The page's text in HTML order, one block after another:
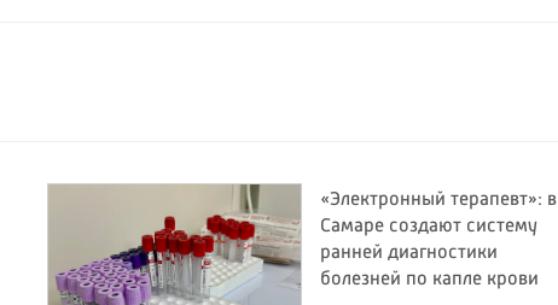
«Электронный терапевт»: в
Самаре создают систему
ранней диагностики
болезней по капле крови